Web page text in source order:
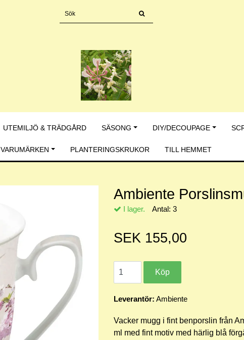
UTEMILJÖ & TRÄDGÅRD SÄSONG DIY/DECOUPAGE
VARUMÄRKEN PLANTERINGSKRUKOR TILL HEMMET
Ambiente
I lager. Antal: 3
SEK 155,00
Leverantör: Ambiente
Vacker mugg i fint benporslin från
ml med fint motiv med härlig blå